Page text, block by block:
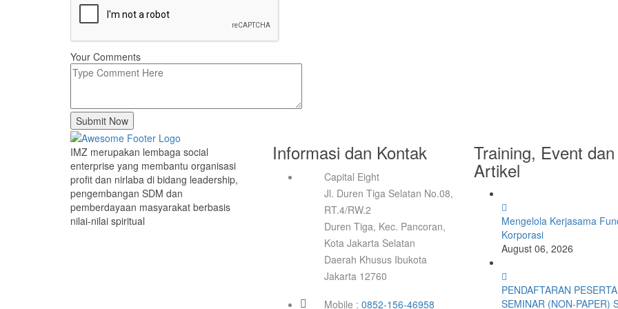
Your Comments
Submit Now
IMZ merupakan lembaga social
enterprise yang membantu organisasi
profit dan nirlaba di bidang leadership,
pengembangan SDM dan
pemberdayaan masyarakat berbasis
nilai-nilai spiritual
Informasi dan Kontak
Capital Eight
Jl. Duren Tiga Selatan No.08,
RT.4/RW.2
Duren Tiga, Kec. Pancoran,
Kota Jakarta Selatan
Daerah Khusus Ibukota
Jakarta 12760
Mobile : 0852-156-46958
Training, Event dan
Artikel
Mengelola Kerjasama
Korporasi
August 06, 2026
PENDAFTARAN PESERTA
SEMINAR (NON-PAPER)